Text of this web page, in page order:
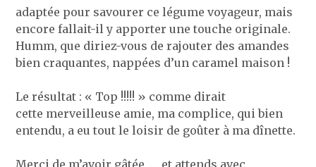
adaptée pour savourer ce légume voyageur, mais
encore fallait-il y apporter une touche originale.
Humm, que diriez-vous de rajouter des amandes
bien craquantes, nappées d’un caramel maison !
Le résultat : « Top !!!!! » comme dirait
cette merveilleuse amie, ma complice, qui bien
entendu, a eu tout le loisir de goûter à ma dînette.